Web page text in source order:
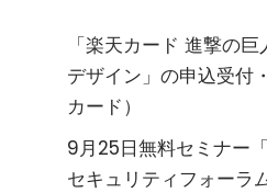
「楽天カード 進撃の
デザイン」の申込受付
カード）
9月25日無料セミナー
セキュリティフォーラ